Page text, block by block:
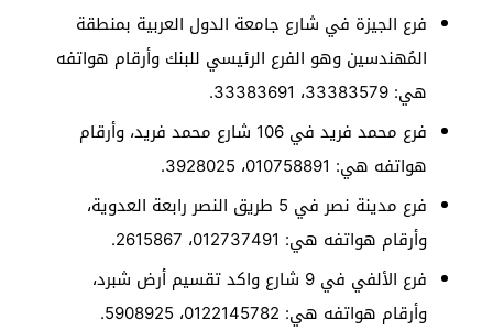
فرع الجيزة في شارع جامعة الدول العربية بمنطقة
المُهندسين وهو الفرع الرئيسي للبنك وأرقام هواتفه
هي: 33383579، 33383691.
فرع محمد فريد في 106 شارع محمد فريد، وأرقام
هواتفه هي: 010758891، 3928025.
فرع مدينة نصر في 5 طريق النصر رابعة العدوية،
وأرقام هواتفه هي: 012737491، 2615867.
فرع الألفي في 9 شارع واكد تقسيم أرض شبرد،
وأرقام هواتفه هي: 0122145782، 5908925.